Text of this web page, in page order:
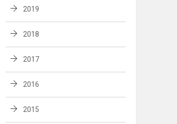
2019
2018
2017
2016
2015